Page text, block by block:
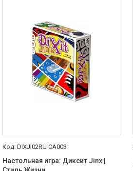
DIXJI02RU CA003
Настольная игра: Диксит Jinx |